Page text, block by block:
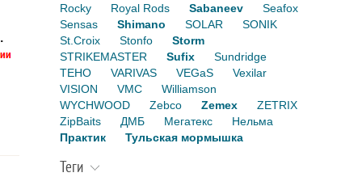
Rocky
Royal Rods Sabaneev
Seafox
Sensas
Shimano SOLAR
SONIK
St.Croix
Stonfo
Storm
STRIKEMASTER
Sufix
Sundridge
TEHO
VARIVAS VEGaS
Vexilar
VISION
VMC
Williamson
WYCHWOOD
Zebco Zemex
ZETRIX
ZipBaits
ДМБ Мегатекс
Нельма
Практик
Тульская мормышка
Теги